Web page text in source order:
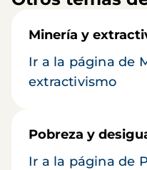
Minería y
Ir a la página de
extractivismo
Pobreza y
Ir a la página de